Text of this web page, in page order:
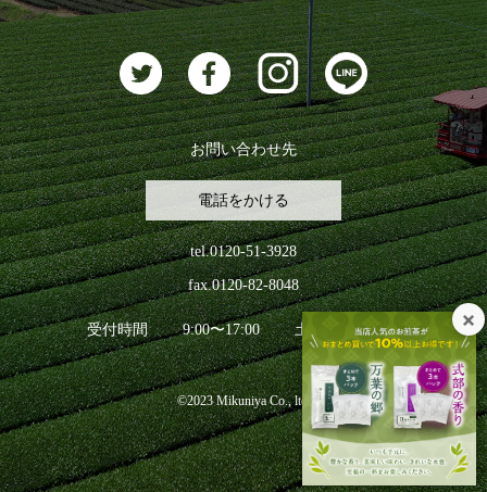
お茶に合うスイーツ
お問い合わせ先
電話をかける
tel.0120-51-3928
fax.0120-82-8048
受付時間 9:00〜17:00 土日祝日を除く
©2023 Mikuniya Co., ltd.